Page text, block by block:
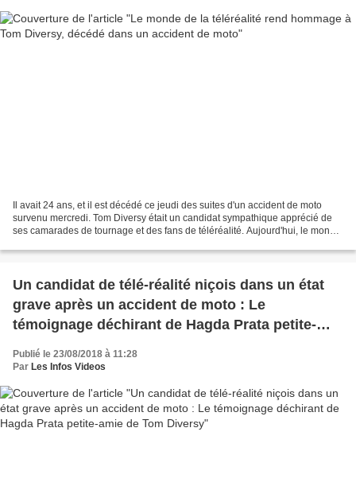
Il avait 24 ans, et il est décédé ce jeudi des suites d'un accident de moto
survenu mercredi. Tom Diversy était un candidat sympathique apprécié de
ses camarades de tournage et des fans de téléréalité. Aujourd'hui, le monde
Un candidat de télé-réalité niçois dans un état
grave après un accident de moto : Le
témoignage déchirant de Hagda Prata petite-
Publié le 23/08/2018 à 11:28
Par Les Infos Videos